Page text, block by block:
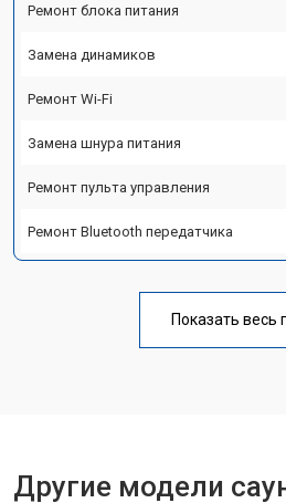
Ремонт блока питания
Замена динамиков
Ремонт Wi-Fi
Замена шнура питания
Ремонт пульта управления
Ремонт Bluetooth передатчика
Показать весь
Другие модели